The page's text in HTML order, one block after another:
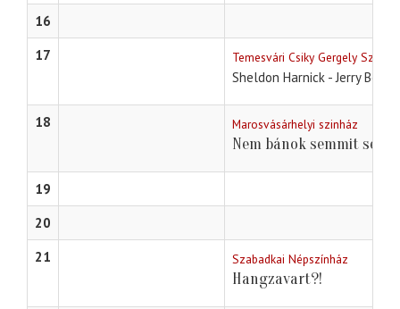
16
17
Temesvári Csiky Gergely
Sheldon Harnick - Jerry Bock
18 Marosvásárhelyi szinház
Nem bánok semmit sem
19
20
21
Szabadkai Népszínház
Hangzavart?!